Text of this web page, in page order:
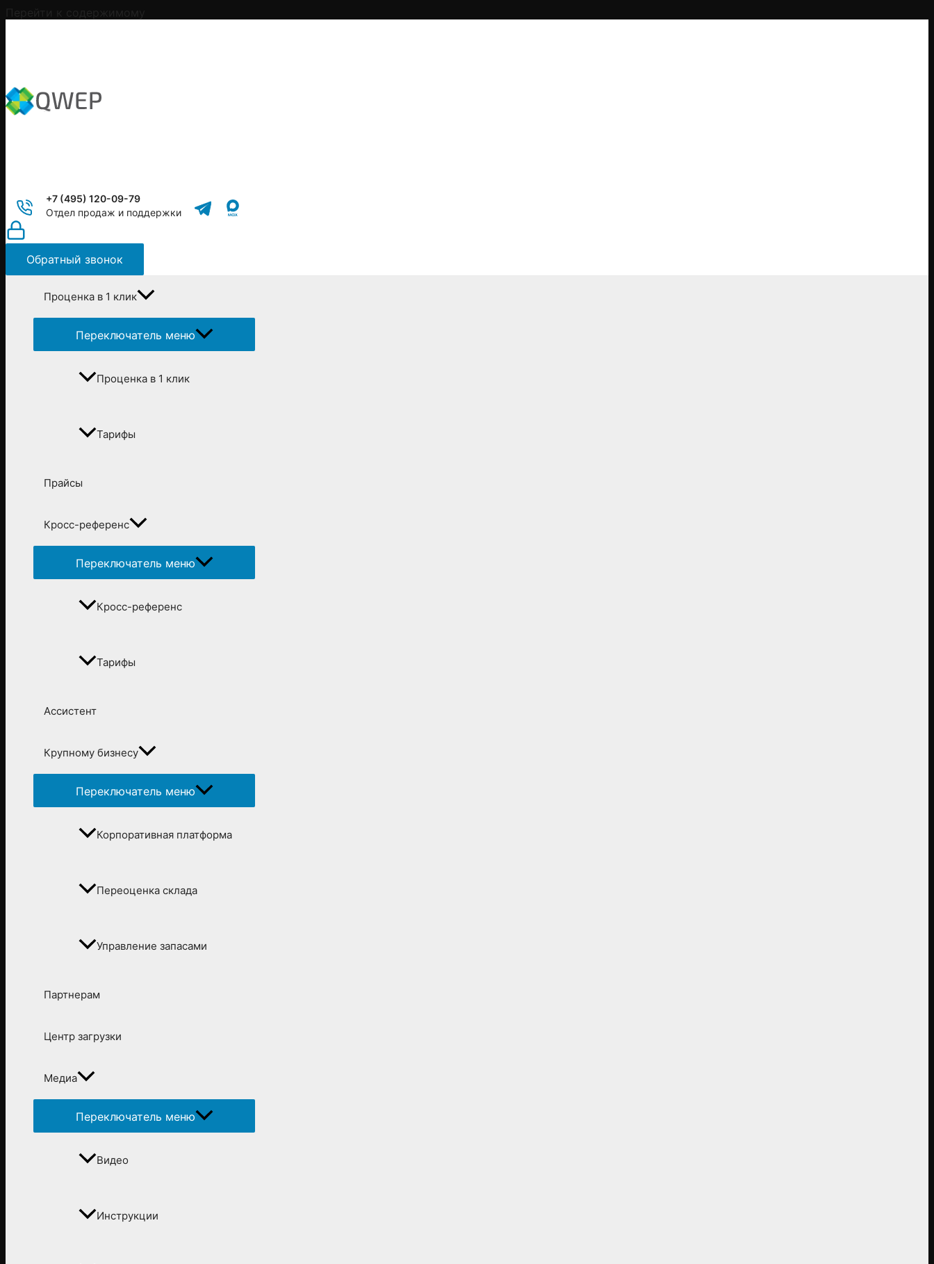
+7 (495) 120-09-79
Отдел продаж и поддержки
Обратный звонок
Проценка в 1 клик
Переключатель меню
Проценка в 1 клик
Тарифы
Прайсы
Кросс-референс
Переключатель меню
Кросс-референс
Тарифы
Ассистент
Крупному бизнесу
Переключатель меню
Корпоративная платформа
Переоценка склада
Управление запасами
Партнерам
Центр загрузки
Медиа
Переключатель меню
Видео
Инструкции